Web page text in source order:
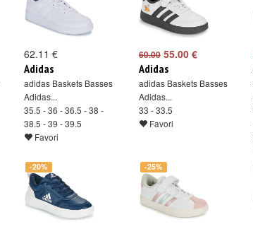
62.11 €
Adidas
adidas Baskets Basses
Adidas...
35.5 - 36 - 36.5 - 38 -
38.5 - 39 - 39.5
Favori
60.00 55.00 €
Adidas
adidas Baskets Basses
Adidas...
33 - 33.5
Favori
-20% -25%